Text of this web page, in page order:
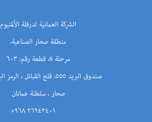
الشركة العمانية لدرفلة الألمنيوم
منطقة صحار الصناعية،
مرحلة 6، قطعة رقم: ٦٠٣
صندوق البريد ٥٥٥، فلج القبائل ، الرمز البريدي ٣٢٢
صحار ، سلطنة عمانان
٢٦٩٤٢٤٠١ ٩٦٨+